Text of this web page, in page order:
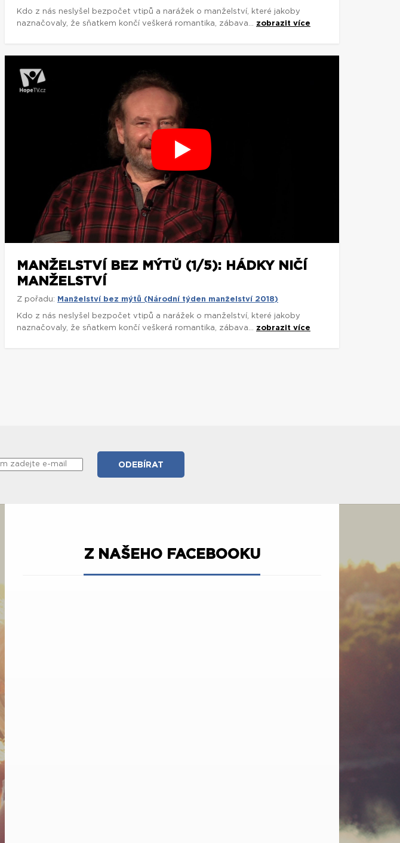
Kdo z nás neslyšel bezpočet vtipů a narážek o manželství, které jakoby
naznačovaly, že sňatkem končí veškerá romantika, zábava... zobrazit více
MANŽELSTVÍ BEZ MÝTŮ (1/5): HÁDKY NIČÍ
MANŽELSTVÍ
Z pořadu: Manželství bez mýtů (Národní týden manželství 2018)
Kdo z nás neslyšel bezpočet vtipů a narážek o manželství, které jakoby
naznačovaly, že sňatkem končí veškerá romantika, zábava... zobrazit více
Z NAŠEHO FACEBOOKU